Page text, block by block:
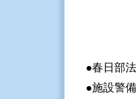
・上
・港
・旭
●春日部
●施設警備